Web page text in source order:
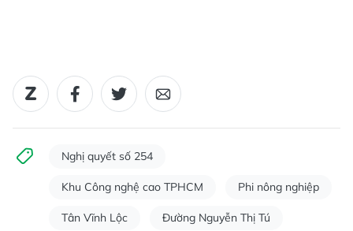
Nghị quyết số 254
Khu Công nghệ cao TPHCM Phi nông nghiệp
Tân Vĩnh Lộc Đường Nguyễn Thị Tú